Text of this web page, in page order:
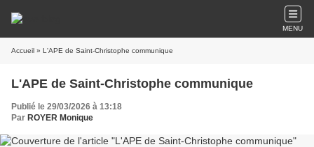
MENU
Accueil » L'APE de Saint-Christophe communique
L'APE de Saint-Christophe communique
Publié le 29/03/2026 à 13:18
Par ROYER Monique